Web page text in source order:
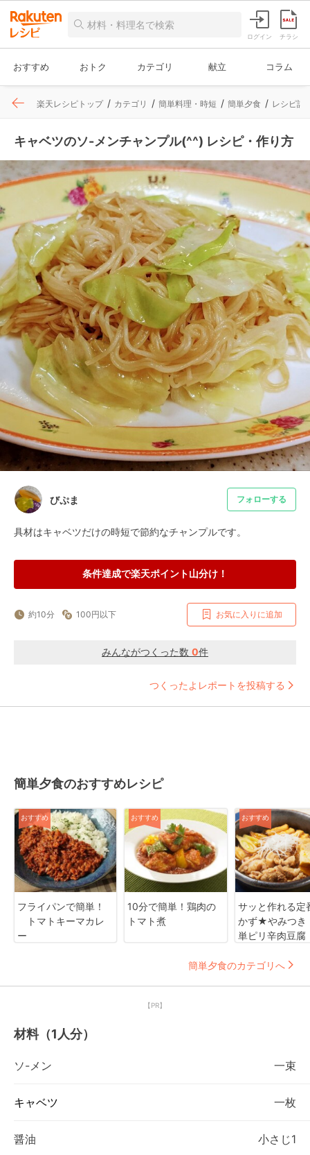
ログイン チラシ
おすすめ おトク カテゴリ 献立 コラム
楽天レシピトップ カテゴリ 簡単料理・時短 簡単夕食 レシピ詳
キャベツのソ-メンチャンプル(^^) レシピ・作り方
びぷま フォローする
具材はキャベツだけの時短で節約なチャンプルです。
条件達成で楽天ポイント山分け！
約10分 100円以下 お気に入りに追加
みんながつくった数 0件
つくったよレポートを投稿する
簡単夕食のおすすめレシピ
おすすめ
フライパンで簡単！
トマトキーマカレ
ー
おすすめ
10分で簡単！鶏肉の
トマト煮
おすすめ
サッと作れる定
かず★やみつき
単ピリ辛肉豆腐
簡単夕食のカテゴリへ
【PR】
材料（1人分）
ソ-メン 一束
キャベツ 一枚
醤油 小さじ1